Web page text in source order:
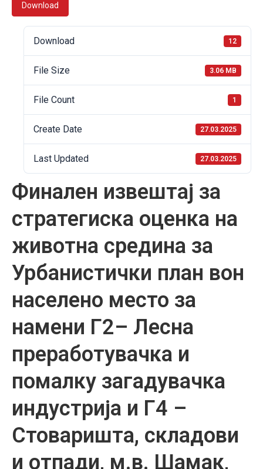
Download
Download 12
File Size 3.06 MB
File Count 1
Create Date 27.03.2025
Last Updated 27.03.2025
Финален извештај за
стратегиска оценка на
животна средина за
Урбанистички план вон
населено место за
намени Г2– Лесна
преработувачка и
помалку загадувачка
индустрија и Г4 –
Стоваришта, складови
и отпади, м.в. Шамак,